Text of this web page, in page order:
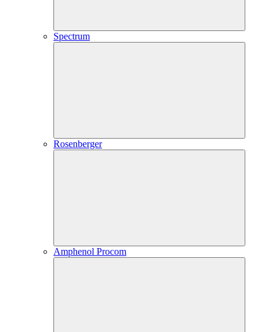
Spectrum
Rosenberger
Amphenol Procom